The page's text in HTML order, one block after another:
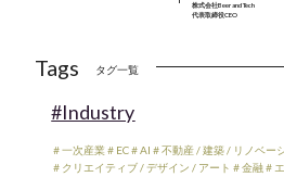
株式会社Beer and Tech
代表取締役CEO
Tags タグ一覧
#Industry
＃一次産業＃EC＃AI ＃不動産 / 建築 / リノベー
＃クリエイティブ / デザイン / アート ＃金融＃